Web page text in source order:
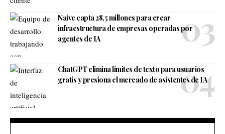
Naive capta 28,5 millones para crear
infraestructura de empresas operadas por
agentes de IA
ChatGPT elimina límites de texto para usuarios
gratis y presiona el mercado de asistentes de IA